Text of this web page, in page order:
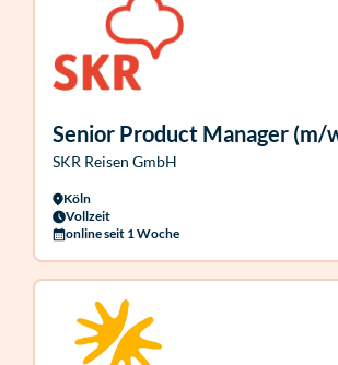
Senior Product Manager (m/
SKR Reisen GmbH
Köln
Vollzeit
online seit 1 Woche